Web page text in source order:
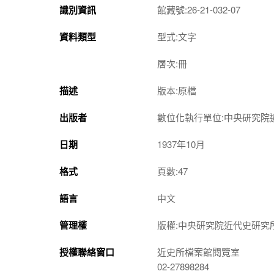
識別資訊 館藏號:26-21-032-07
資料類型 型式:文字
層次:冊
描述 版本:原檔
出版者 數位化執行單位:中央研究院
日期 1937年10月
格式 頁數:47
語言 中文
管理權 版權:中央研究院近代史研究
授權聯絡窗口
近史所檔案館閱覽室
02-27898284